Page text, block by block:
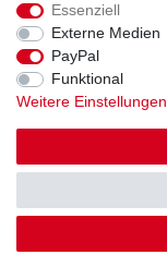
Kreditkarte
Lastschrift
Apple Pay
Google Pay
Vorkasse
Facebook
Essenziell
Externe Medien
PayPal
Funktional
Weitere Einstellungen